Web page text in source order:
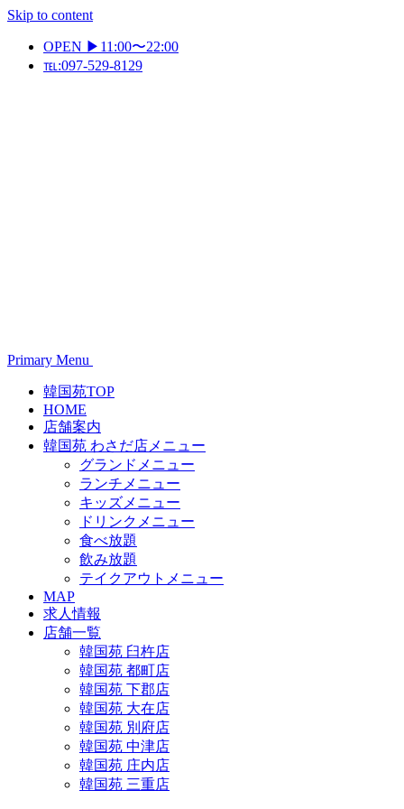
Skip to content
OPEN ▶11:00〜22:00
℡:097-529-8129
Primary Menu
韓国苑TOP
HOME
店舗案内
韓国苑 わさだ店メニュー
グランドメニュー
ランチメニュー
キッズメニュー
ドリンクメニュー
食べ放題
飲み放題
テイクアウトメニュー
MAP
求人情報
店舗一覧
韓国苑 臼杵店
韓国苑 都町店
韓国苑 下郡店
韓国苑 大在店
韓国苑 別府店
韓国苑 中津店
韓国苑 庄内店
韓国苑 三重店